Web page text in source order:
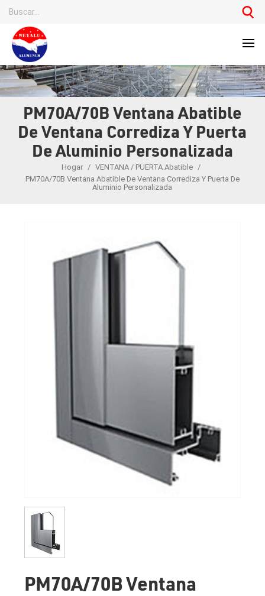
PM70A/70B Ventana Abatible
De Ventana Corrediza Y Puerta
De Aluminio Personalizada
Hogar / VENTANA / PUERTA Abatible /
PM70A/70B Ventana Abatible De Ventana Corrediza Y Puerta De
Aluminio Personalizada
PM70A/70B Ventana